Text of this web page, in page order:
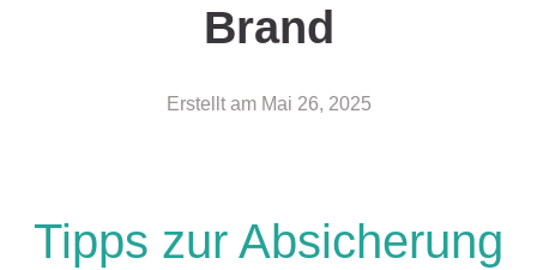
Brand
Erstellt am Mai 26, 2025
Tipps zur Absicherung